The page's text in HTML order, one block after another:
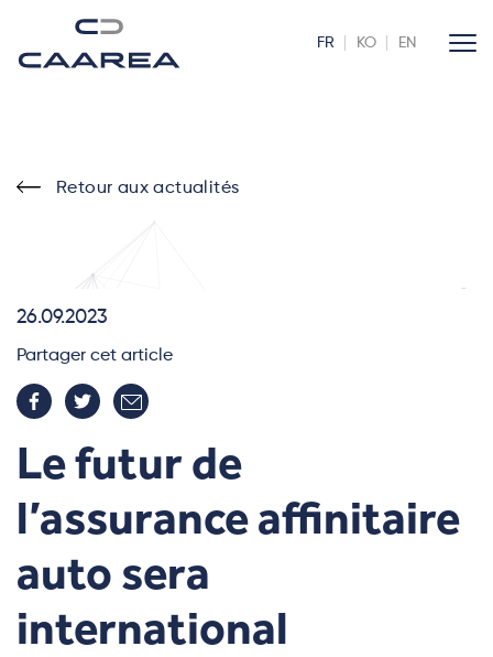
FR KO EN
Retour aux actualités
26.09.2023
Partager cet article
Le futur de
l’assurance affinitaire
auto sera
international